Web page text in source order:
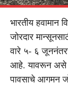
भारतीय हवामान
जोरदार
वारे ५- ६
आहे. यावरून असे
पावसाचे आगमन